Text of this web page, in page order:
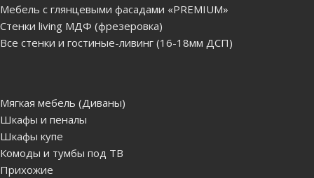
Мебель с глянцевыми фасадами «PREMIUM»
Стенки living МДФ (фрезеровка)
Все стенки и гостиные-ливинг (16-18мм ДСП)
Мягкая мебель (Диваны)
Шкафы и пеналы
Шкафы купе
Комоды и тумбы под ТВ
Прихожие